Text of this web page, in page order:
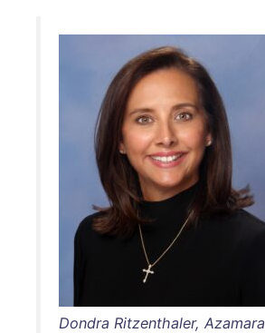
Dondra Ritzenthaler, Azamara